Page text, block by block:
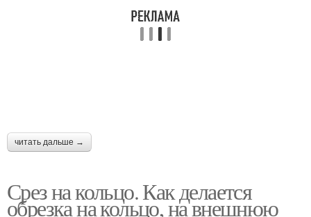
читать дальше →
Срез на кольцо. Как делается
обрезка на кольцо, на внешнюю